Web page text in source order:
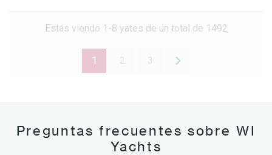
Estás viendo 1-8 yates de un total de 1492
1 2 3
Preguntas frecuentes sobre WI
Yachts